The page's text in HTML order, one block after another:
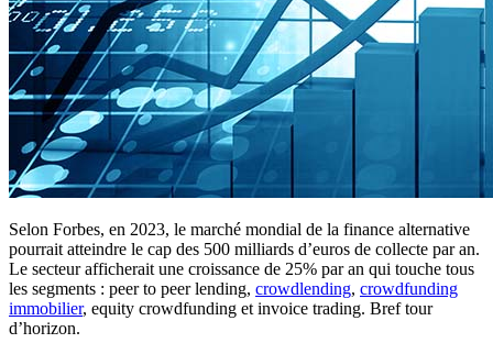
​​​​​Selon Forbes, en 2023, le marché mondial de la finance alternative
pourrait atteindre le cap des 500 milliards d’euros de collecte par an.
Le secteur afficherait une croissance de 25% par an qui touche tous
les segments : peer to peer lending, crowdlending, crowdfunding
immobilier, equity crowdfunding et invoice trading. Bref tour
d’horizon.